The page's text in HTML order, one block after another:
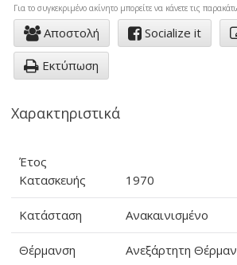
Για το συγκεκριμένo ακίνητο μπορείτε να κάνετε τις
Αποστολή Socialize it
Εκτύπωση
Χαρακτηριστικά
Έτος
Κατασκευής
1970
Κατάσταση Ανακαινισμένο
Θέρμανση Ανεξάρτητη